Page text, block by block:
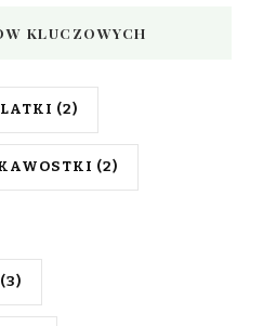
KLUCZOWYCH
(2)
(2)
(3)